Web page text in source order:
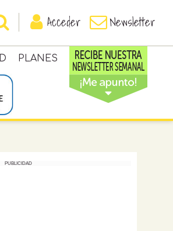
Acceder Newsletter
PLANES
PUBLICIDAD